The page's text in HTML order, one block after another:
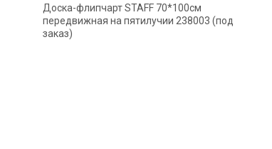
Доска-флипчарт STAFF 70*100см
передвижная на пятилучии 238003 (под
заказ)